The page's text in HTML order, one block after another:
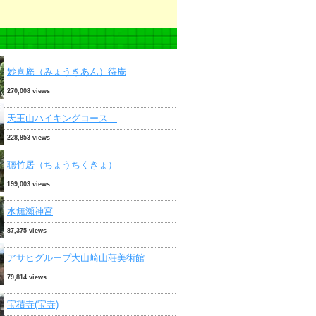
妙喜庵（みょうきあん）待庵
270,008 views
天王山ハイキングコース
228,853 views
聴竹居（ちょうちくきょ）
199,003 views
水無瀬神宮
87,375 views
アサヒグループ大山崎山荘美術館
79,814 views
宝積寺(宝寺)